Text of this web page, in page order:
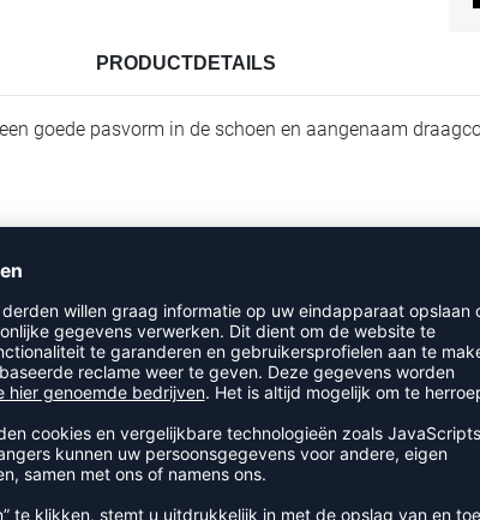
PRODUCTDETAILS
goede pasvorm in de schoen en aangenaam
RECENT BEKEKEN